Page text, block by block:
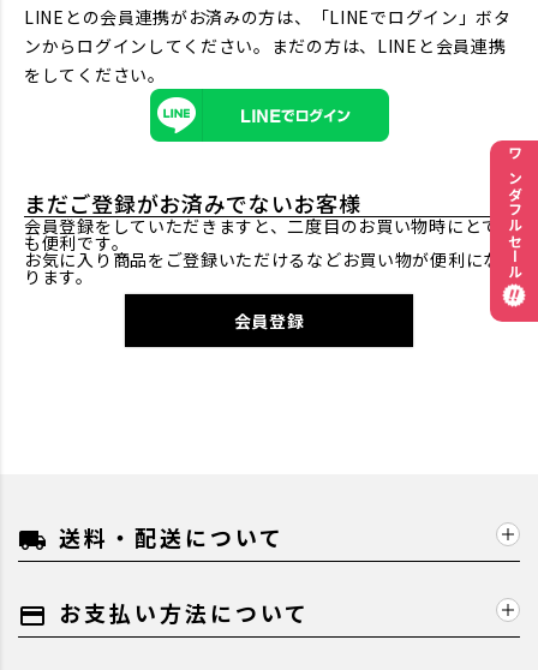
LINEとの会員連携がお済みの方は、「LINEでログイン」ボタ
ンからログインしてください。まだの方は、 LINEと会員連携
をしてください。
まだご登録がお済みでないお客様
会員登録をしていただきますと、二度目のお買い物時にとて
も便利です。
お気に入り商品をご登録いただけるなどお買い物が便利にな
ります。
会員登録
local_shipping 送料・配送について
payment お支払い方法について
ワンダフルセール